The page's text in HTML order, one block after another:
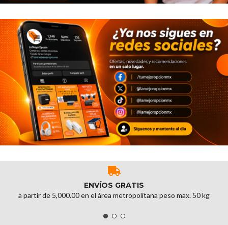
ENVÍOS GRATIS
a partir de 5,000.00 en el área metropolitana peso max. 50 kg